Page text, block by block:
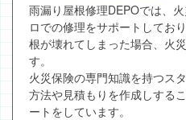
雨漏り屋根修理DEPOでは、
ロでの修理をサポートしてお
根が壊れてしまった場合、火
す。
火災保険の専門知識を持つス
方法や見積もりを作成しする
ートをしています。